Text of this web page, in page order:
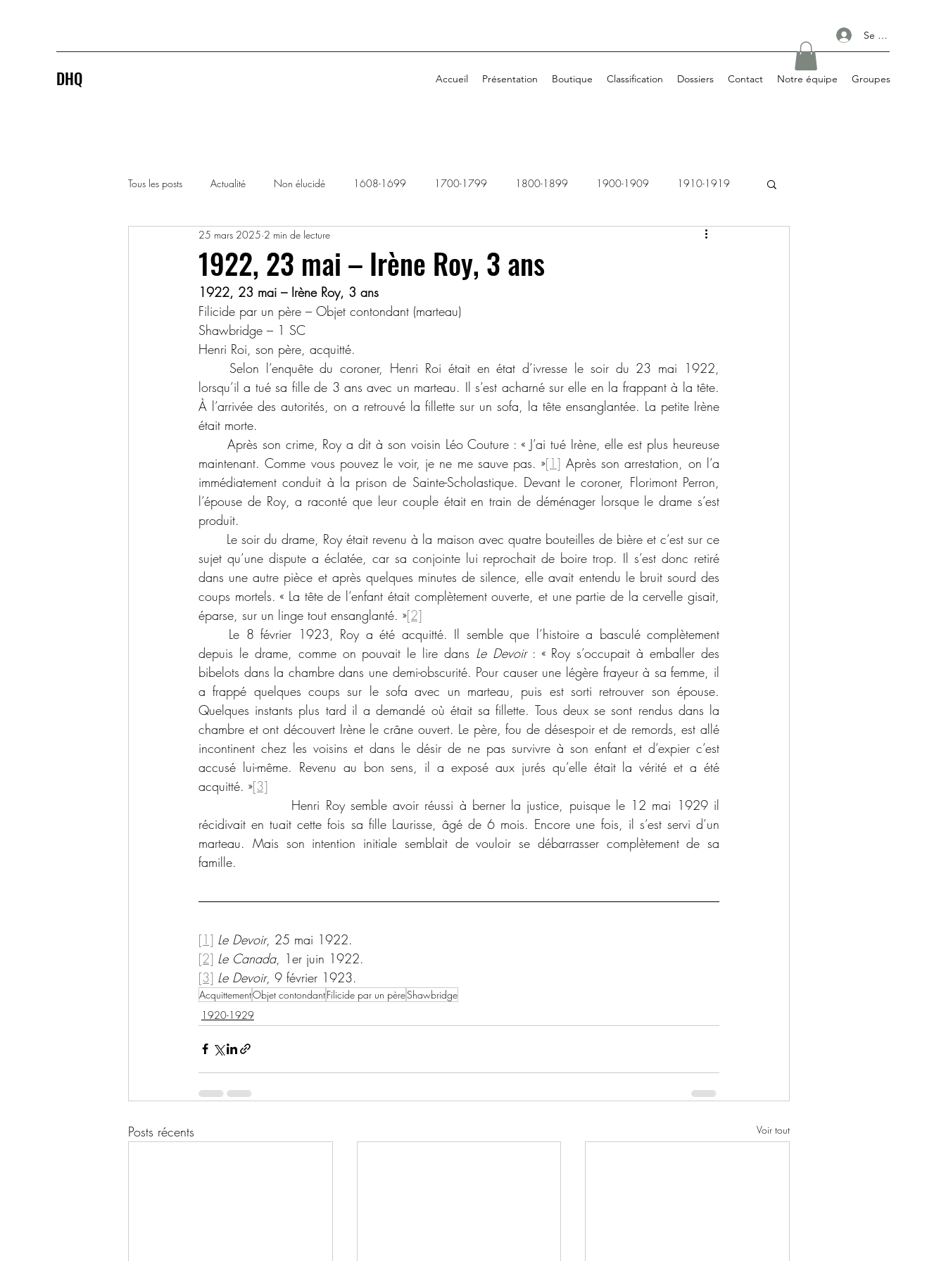
Se connecter
DHQ Accueil Présentation Boutique Classification Dossiers Contact Notre équipe Groupes
Tous les posts Actualité Non élucidé 1608-1699 1700-1799 1800-1899 1900-1909 1910-1919
1920-1929 1930-1939 1940-1949
1990-1999 2000-2009 2010-2019
1922, 23 mai – Irène Roy, 3 ans
25 mars 2025 2 min de lecture
1922, 23 mai – Irène Roy, 3 ans
Filicide par un père – Objet contondant (marteau)
Shawbridge – 1 SC
Henri Roi, son père, acquitté.
lorsqu’il a tué sa fille de 3 ans avec un marteau. Il s’est acharné sur elle en la frappant à la tête.
À l’arrivée des autorités, on a retrouvé la fillette sur un sofa, la tête ensanglantée. La petite Irène
était morte.
maintenant. Comme vous pouvez le voir, je ne me sauve pas. »[1] Après son arrestation, on l’a
immédiatement conduit à la prison de Sainte-Scholastique. Devant le coroner, Florimont Perron,
l’épouse de Roy, a raconté que leur couple était en train de déménager lorsque le drame s’est
produit.
sujet qu’une dispute a éclatée, car sa conjointe lui reprochait de boire trop. Il s’est donc retiré
dans une autre pièce et après quelques minutes de silence, elle avait entendu le bruit sourd des
coups mortels. « La tête de l’enfant était complètement ouverte, et une partie de la cervelle gisait,
éparse, sur un linge tout ensanglanté. »[2]
depuis le drame, comme on pouvait le lire dans Le Devoir : « Roy s’occupait à emballer des
bibelots dans la chambre dans une demi-obscurité. Pour causer une légère frayeur à sa femme, il
a frappé quelques coups sur le sofa avec un marteau, puis est sorti retrouver son épouse.
Quelques instants plus tard il a demandé où était sa fillette. Tous deux se sont rendus dans la
chambre et ont découvert Irène le crâne ouvert. Le père, fou de désespoir et de remords, est allé
incontinent chez les voisins et dans le désir de ne pas survivre à son enfant et d’expier c’est
accusé lui-même. Revenu au bon sens, il a exposé aux jurés qu’elle était la vérité et a été
acquitté. »[3]
Henri Roy semble avoir réussi à berner la justice, puisque le 12 mai 1929 il
récidivait en tuait cette fois sa fille Laurisse, âgé de 6 mois. Encore une fois, il s’est servi d’un
marteau. Mais son intention initiale semblait de vouloir se débarrasser complètement de sa
famille.
[1] Le Devoir, 25 mai 1922.
[2] Le Canada, 1er juin 1922.
[3] Le Devoir, 9 février 1923.
AcquittementObjet contondantFilicide par un pèreShawbridge
1920-1929
Posts récents Voir tout